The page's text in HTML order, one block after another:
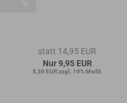
statt 14,95 EUR
Nur 9,95 EUR
8,36 EUR zzgl. 19% MwSt.